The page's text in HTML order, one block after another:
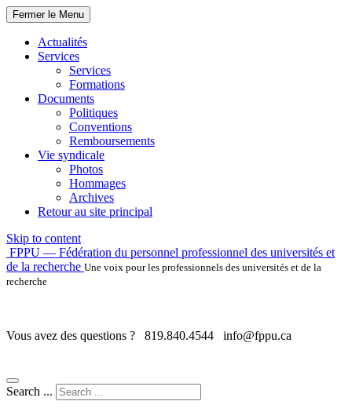
Fermer le Menu
Actualités
Services
Services
Formations
Documents
Politiques
Conventions
Remboursements
Vie syndicale
Photos
Hommages
Archives
Retour au site principal
Skip to content
FPPU — Fédération du personnel professionnel des universités et
de la recherche Une voix pour les professionnels des universités et de la
recherche
Vous avez des questions ? 819.840.4544 info@fppu.ca
Search ...